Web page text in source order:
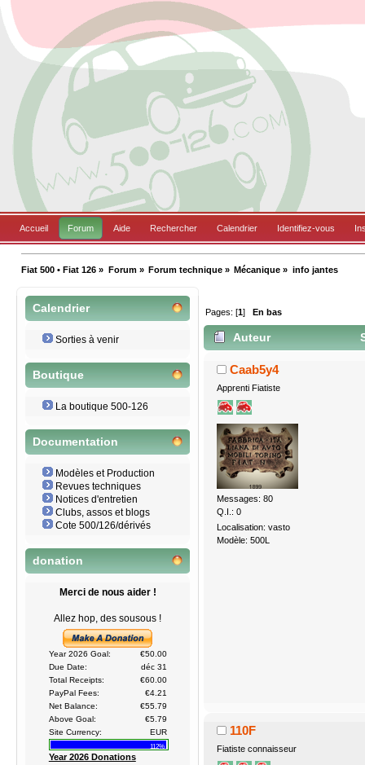
Accueil Forum Aide Rechercher Calendrier Identifiez-vous
Fiat 500 • Fiat 126 » Forum» Forum technique» Mécanique » info jantes
Calendrier
Sorties à venir
Boutique
La boutique 500-126
Documentation
Modèles et Production
Revues techniques
Notices d'entretien
Clubs, assos et blogs
Cote 500/126/dérivés
donation
Merci de nous aider !
Allez hop, des sousous !
Year 2026 Goal:
€50.00
Due Date:
déc 31
Total Receipts:
€60.00
PayPal Fees:
€4.21
Net Balance:
€55.79
Above Goal:
€5.79
Site Currency:
EUR
112%
Year 2026 Donations
Pages: [1] En bas
Auteur
Caab5y4
Apprenti Fiatiste
Messages: 80
Q.I.: 0
Localisation: vasto
Modèle: 500L
110F
Fiatiste connaisseur